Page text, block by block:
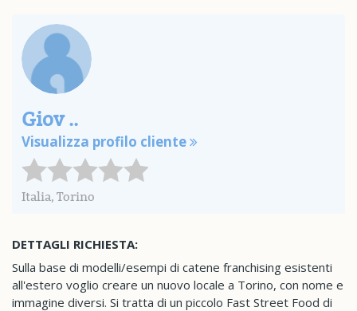
Giov ..
Visualizza profilo cliente
Italia, Torino
DETTAGLI RICHIESTA:
Sulla base di modelli/esempi di catene franchising esistenti
all'estero voglio creare un nuovo locale a Torino, con nome e
immagine diversi. Si tratta di un piccolo Fast Street Food di